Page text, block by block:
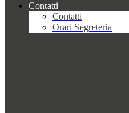
Contatti
Contatti
Orari Segreteria